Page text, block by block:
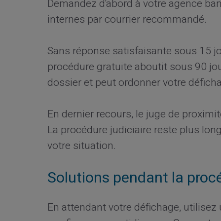
Demandez d'abord à votre agence
internes par courrier recommandé.
Sans réponse satisfaisante sous 15
procédure gratuite aboutit sous 90
dossier et peut ordonner votre
En dernier recours, le juge de
La procédure judiciaire reste plus
votre situation.
Solutions pendant la
En attendant votre défichage, utilisez